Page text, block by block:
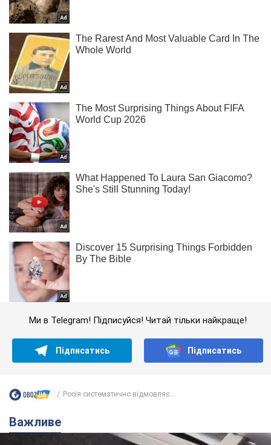
Ми в Telegram! Підписуйся! Читай тільки найкраще!
Підписатись Підписатись
Росія систематично відмовляє...
Важливе